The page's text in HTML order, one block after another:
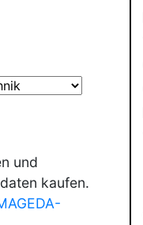
und
kaufen.